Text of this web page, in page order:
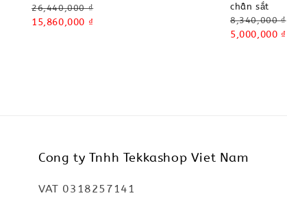
Regular
price
26,440,000 ₫
Sale
15,860,000 ₫
chân sắt
Regular
price
8,340,000 ₫
Sale
5,000,000 ₫
Cong ty Tnhh Tekkashop Viet Nam
VAT 0318257141